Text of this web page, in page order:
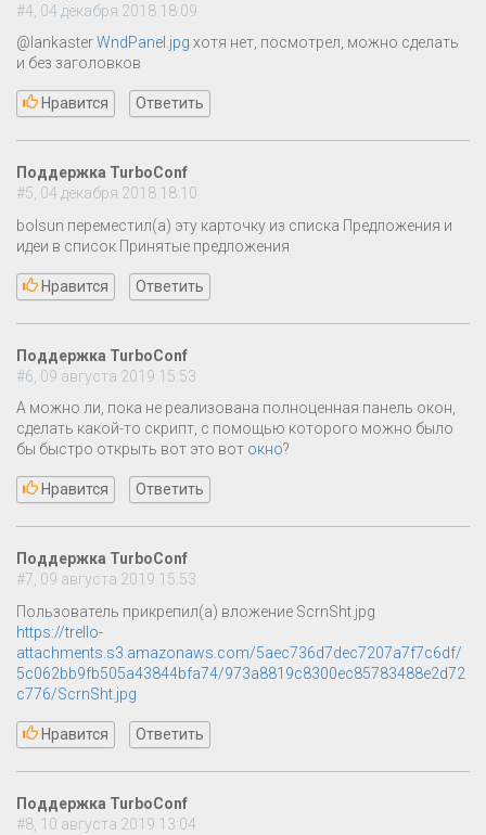
#4, 04 декабря 2018 18:09
@lankasterWndPanel.jpg хотя нет, посмотрел, можно сделать
и без заголовков
Нравится Ответить
Поддержка TurboConf
#5, 04 декабря 2018 18:10
bolsun переместил(а) эту карточку из списка Предложения и
идеи в список Принятые предложения
Нравится Ответить
Поддержка TurboConf
#6, 09 августа 2019 15:53
А можно ли, пока не реализована полноценная панель окон,
сделать какой-то скрипт, с помощью которого можно было
бы быстро открыть вот это вот окно?
Нравится Ответить
Поддержка TurboConf
#7, 09 августа 2019 15:53
Пользователь прикрепил(а) вложение ScrnSht.jpg
https://trello-
attachments.s3.amazonaws.com/5aec736d7dec7207a7f7c6df/
5c062bb9fb505a43844bfa74/973a8819c8300ec85783488e2d72
c776/ScrnSht.jpg
Нравится Ответить
Поддержка TurboConf
#8, 10 августа 2019 13:04